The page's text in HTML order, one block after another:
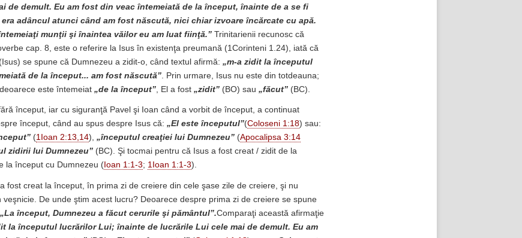
de demult. Eu am fost din veac întemeiată de la început, înainte de a se fi
adâncul atunci când am fost născută, nici chiar izvoare încărcate cu apă.
munţii şi înaintea văilor eu am luat fiinţă.” Trinitarienii recunosc că
cap. 8, este o referire la Isus în existenţa preumană (1Corinteni 1.24), iată că
se spune că Dumnezeu a zidit-o, când textul afirmă: „m-a zidit la începutul
de la început... am fost născută” . Prin urmare, Isus nu este din totdeauna;
este întemeiat „de la început” , El a fost „zidit” (BO) sau „făcut” (BC).
început, iar cu siguranţă Pavel şi Ioan când a vorbit de început, a continuat
început, când au spus despre Isus că: „El este începutul”(Coloseni 1:18) sau:
(1Ioan 2:13,14), „începutul creaţiei lui Dumnezeu” (Apocalipsa 3:14
zidirii lui Dumnezeu” (BC). Şi tocmai pentru că Isus a fost creat / zidit de la
la început cu Dumnezeu ( Ioan 1:1-3; 1Ioan 1:1-3).
fost creat la început, în prima zi de creiere din cele şase zile de creiere, şi nu
De unde ştim acest lucru? Deoarece despre prima zi de creiere se spune
„La început, Dumnezeu a făcut cerurile şi pământul”.Comparaţi această afirmaţie
la începutul lucrărilor Lui; înainte de lucrările Lui cele mai de demult. Eu am